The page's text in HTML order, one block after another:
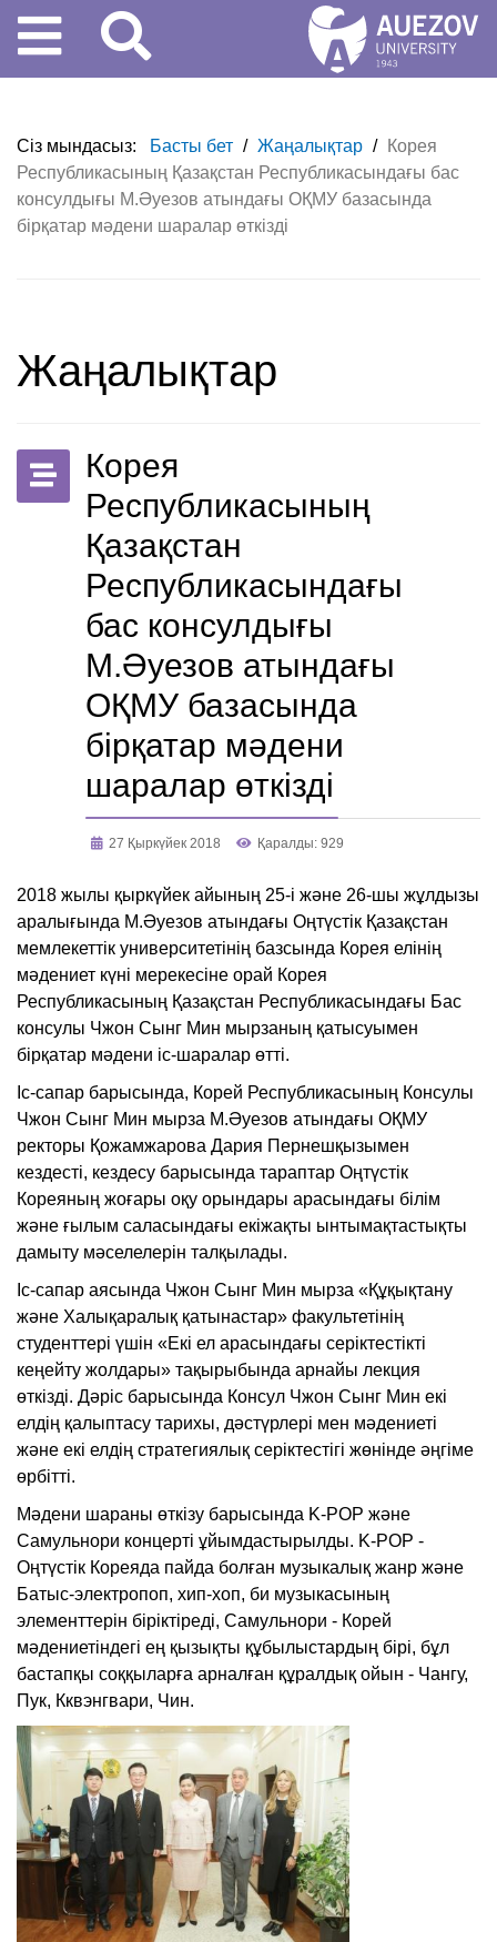
Сіз мындасыз: Басты бет / Жаңалықтар /
Корея
Республикасының Қазақстан Республикасындағы бас
консулдығы М.Әуезов атындағы ОҚМУ базасында
бірқатар мәдени шаралар өткізді
Жаңалықтар
Корея
Республикасының
Қазақстан
Республикасындағы
бас консулдығы
М.Әуезов атындағы
ОҚМУ базасында
бірқатар мәдени
шаралар өткізді
27 Қыркүйек 2018 Қаралды: 929
2018 жылы қыркүйек айының 25-і және 26-шы жұлдызы
аралығында М.Әуезов атындағы Оңтүстік Қазақстан
мемлекеттік университетінің базсында Корея елінің
мәдениет күні мерекесіне орай Корея
Республикасының Қазақстан Республикасындағы Бас
консулы Чжон Сынг Мин мырзаның қатысуымен
бірқатар мәдени іс-шаралар өтті.
Іс-сапар барысында, Корей Республикасының Консулы
Чжон Сынг Мин мырза М.Әуезов атындағы ОҚМУ
ректоры Қожамжарова Дария Пернешқызымен
кездесті, кездесу барысында тараптар Оңтүстік
Кореяның жоғары оқу орындары арасындағы білім
және ғылым саласындағы екіжақты ынтымақтастықты
дамыту мәселелерін талқылады.
Іс-сапар аясында Чжон Сынг Мин мырза «Құқықтану
және Халықаралық қатынастар» факультетінің
студенттері үшін «Екі ел арасындағы серіктестікті
кеңейту жолдары» тақырыбында арнайы лекция
өткізді. Дәріс барысында Консул Чжон Сынг Мин екі
елдің қалыптасу тарихы, дәстүрлері мен мәдениеті
және екі елдің стратегиялық серіктестігі жөнінде әңгіме
өрбітті.
Мәдени шараны өткізу барысында K-POP және
Самульнори концерті ұйымдастырылды. K-POP -
Оңтүстік Кореяда пайда болған музыкалық жанр және
Батыс-электропоп, хип-хоп, би музыкасының
элементтерін біріктіреді, Самульнори - Корей
мәдениетіндегі ең қызықты құбылыстардың бірі, бұл
бастапқы соққыларға арналған құралдық ойын - Чангу,
Пук, Кквэнгвари, Чин.